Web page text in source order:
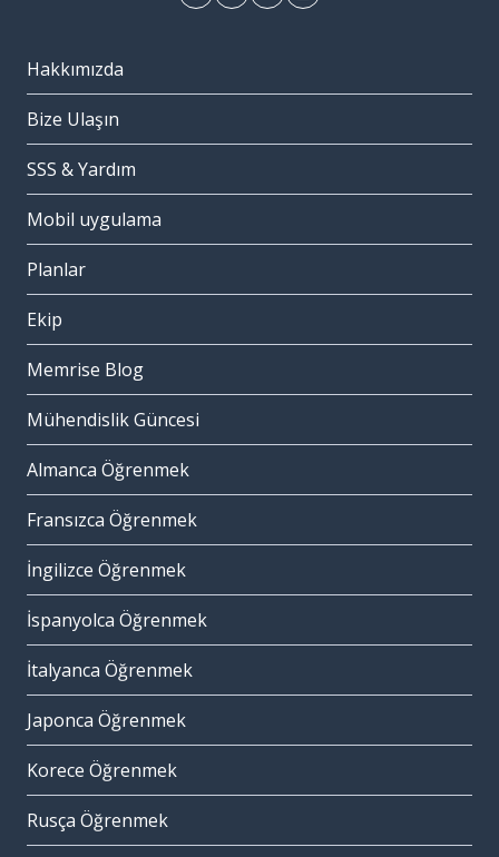
Hakkımızda
Bize Ulaşın
SSS & Yardım
Mobil uygulama
Planlar
Ekip
Memrise Blog
Mühendislik Güncesi
Almanca Öğrenmek
Fransızca Öğrenmek
İngilizce Öğrenmek
İspanyolca Öğrenmek
İtalyanca Öğrenmek
Japonca Öğrenmek
Korece Öğrenmek
Rusça Öğrenmek